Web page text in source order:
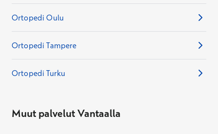
Ortopedi Oulu
Ortopedi Tampere
Ortopedi Turku
Muut palvelut Vantaalla